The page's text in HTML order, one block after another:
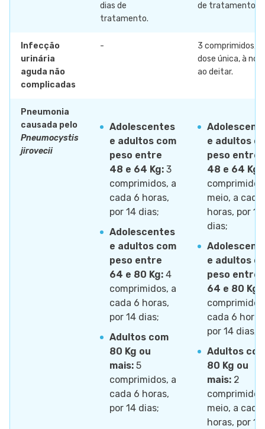
dias de
tratamento.
de tratamento.
Infecção
urinária
aguda não
complicadas
-
3 comprimidos,
dose única, à
ao deitar.
Pneumonia
causada pelo
Pneumocystis
jirovecii
Adolescentes
e adultos com
peso entre
48 e 64 Kg: 3
comprimidos, a
cada 6 horas,
por 14 dias;
Adolescentes
e adultos com
peso entre
64 e 80 Kg: 4
comprimidos, a
cada 6 horas,
por 14 dias;
Adultos com
80 Kg ou
mais: 5
comprimidos, a
cada 6 horas,
por 14 dias;
e adultos
peso entre
48 e 64 Kg:
comprimido
meio, a cada
horas, por 14
dias;
e adultos
peso entre
64 e 80 Kg:
cada 6
por 14 dias;
Adultos
80 Kg ou
mais: 2
meio, a cada
horas, por 14